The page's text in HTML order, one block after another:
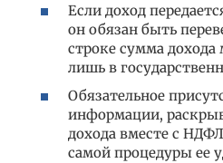
Если доход
он обязан быть
строке сумма
лишь в
Обязательное
информации,
дохода вместе с
самой процедуры ее